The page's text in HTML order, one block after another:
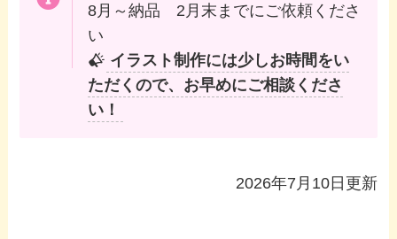
8月～納品 2月末までにご依頼くださ
い
イラスト制作には少しお時間をい
ただくので、お早めにご相談くださ
い！
2026年7月10日更新